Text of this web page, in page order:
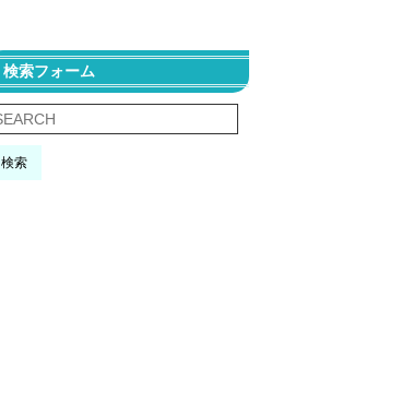
検索フォーム
検索